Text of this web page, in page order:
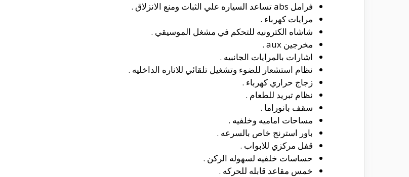
فرامل abs تساعد السياره علي الثبات ومنع الانزلاق .
مرايات كهرباء .
شاشاه الكترونيه للتحكم في مشغل الموسيقي .
مخرجين aux .
اشارات بالمرايات الجانبيه .
نظام استشعار للضوء وتشغيل تلقائي للاناره الداخليه .
زجاج حراري كهرباء .
نظام تبريد للطعام .
سقف بانوراما .
مساحات اماميه وخلفيه .
باور استرنج خاص بالسرعه .
قفل مركزي للابواب .
حساسات خلفيه لسهوله الركن .
خمس مقاعد قابله للحركه .